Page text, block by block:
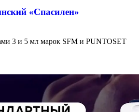
«Спасилен»
3 и 5 мл марок SFM и PUNTOSET